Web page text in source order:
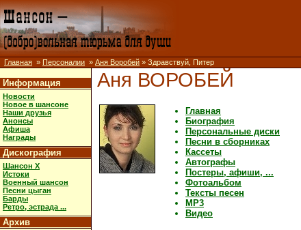
Главная » Персоналии » Аня Воробей » Здравствуй, Питер
Информация
Новости
Новое в шансоне
Наши друзья
Анонсы
Афиша
Награды
Дискография
Шансон X
Истоки
Военный шансон
Песни цыган
Барды
Ретро, эстрада ...
Архив
Аня ВОРОБЕЙ
Главная
Биография
Персональные диски
Песни в сборниках
Кассеты
Автографы
Постеры, афиши, ...
Фотоальбом
Тексты песен
MP3
Видео